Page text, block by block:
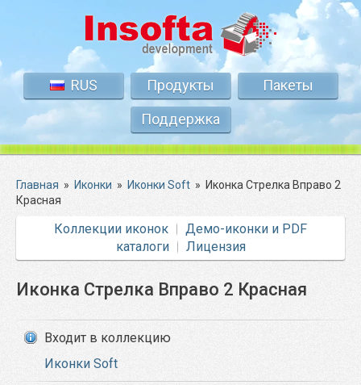
RUS Продукты
Пакеты
Поддержка
Главная » Иконки » Иконки Soft » Иконка Стрелка Вправо 2
Красная
Коллекции иконок
Демо-иконки и PDF
каталоги
Лицензия
Иконка Стрелка Вправо 2 Красная
Входит в коллекцию
Иконки Soft